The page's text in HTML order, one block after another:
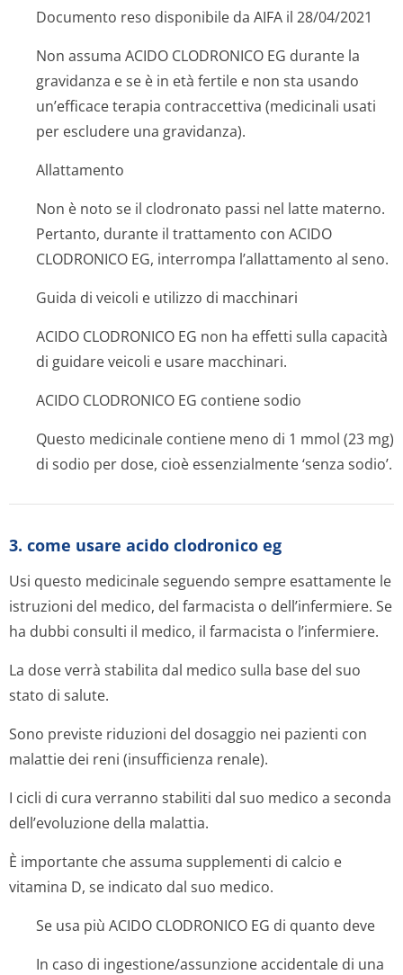
Documento reso disponibile da AIFA il 28/04/2021
Non assuma ACIDO CLODRONICO EG durante la
gravidanza e se è in età fertile e non sta usando
un’efficace terapia contraccettiva (medicinali usati
per escludere una gravidanza).
Allattamento
Non è noto se il clodronato passi nel latte materno.
Pertanto, durante il trattamento con ACIDO
CLODRONICO EG, interrompa l’allattamento al seno.
Guida di veicoli e utilizzo di macchinari
ACIDO CLODRONICO EG non ha effetti sulla capacità
di guidare veicoli e usare macchinari.
ACIDO CLODRONICO EG contiene sodio
Questo medicinale contiene meno di 1 mmol (23 mg)
di sodio per dose, cioè essenzialmente ‘senza sodio’.
3. come usare acido clodronico eg
Usi questo medicinale seguendo sempre esattamente le
istruzioni del medico, del farmacista o dell’infermiere. Se
ha dubbi consulti il medico, il farmacista o l’infermiere.
La dose verrà stabilita dal medico sulla base del suo
stato di salute.
Sono previste riduzioni del dosaggio nei pazienti con
malattie dei reni (insufficienza renale).
I cicli di cura verranno stabiliti dal suo medico a seconda
dell’evoluzione della malattia.
È importante che assuma supplementi di calcio e
vitamina D, se indicato dal suo medico.
Se usa più ACIDO CLODRONICO EG di quanto deve
In caso di ingestione/as­sunzione accidentale di una